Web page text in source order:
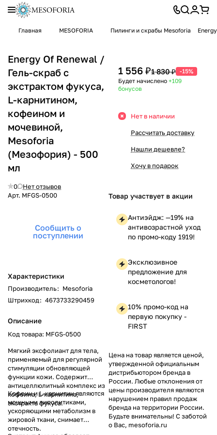
Главная MESOFORIA Пилинги и cкрабы Mesoforia
Energy Of Renewal /
Гель-скраб с
экстрактом фукуса,
L-карнитином,
кофеином и
мочевиной,
Mesoforia
(Мезофория) - 500
мл
0
Нет отзывов
Арт. MFGS-0500
Сообщить о
поступлении
Характеристики
Производитель: Mesoforia
Штрихкод: 4673733290459
Описание
Код товара: MFGS-0500
Мягкий эксфолиант для тела,
применяемый для регулярной
стимуляции обновляющей
функции кожи. Содержит
антицеллюлитный комплекс из
кофеина, L-карнитина,
экстракта фукуса.
Кофеин и L-карнитин являются
мощными липолитиками,
ускоряющими метаболизм в
жировой ткани, снимает
отечность.
1 556 ₽1 830 ₽ -15%
Будет начислено +109
бонусов
Нет в наличии
Рассчитать доставку
Нашли дешевле?
Хочу в подарок
Товар участвует в акции
Антиэйдж: —19% на
антивозрастной уход
по промо-коду 1919!
Эксклюзивное
предложение для
косметологов!
10% промо-код на
первую покупку -
FIRST
Цена на товар является ценой,
утвержденной официальным
дистрибьютором бренда в
России. Любые отклонения от
цены производителя являются
нарушением правил продаж
бренда на территории России.
Будьте внимательны! С заботой
о Вас, mesoforia.ru